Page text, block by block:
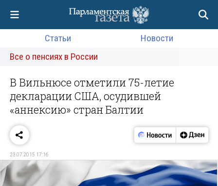
Статьи
Новости
Все о пенсиях в России
В Вильнюсе отметили 75-летие
декларации США, осудившей
«аннексию» стран Балтии
23.07.2015 17:16